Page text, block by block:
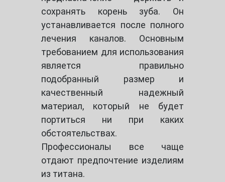
сохранять корень зуба. Он
устанавливается после полного
лечения каналов. Основным
требованием для использования
является правильно
подобранный размер и
качественный надежный
материал, который не будет
портиться ни при каких
обстоятельствах.
Профессионалы все чаще
отдают предпочтение изделиям
из титана.